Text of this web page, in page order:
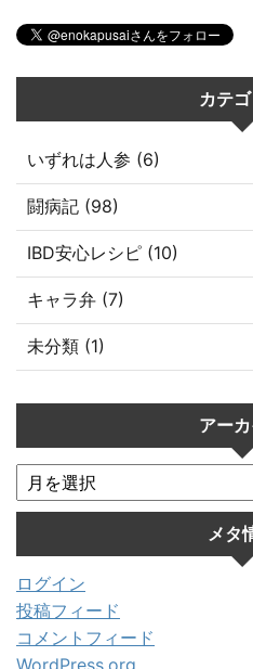
カテ
いずれは人参 (6)
闘病記 (98)
IBD安心レシピ (10)
キャラ弁 (7)
未分類 (1)
アー
メタ
ログイン
投稿フィード
コメントフィード